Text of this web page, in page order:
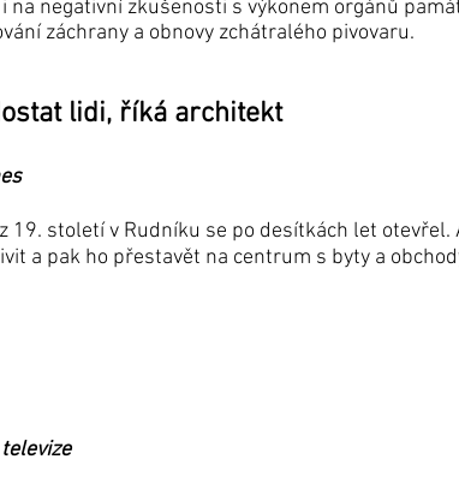
na negativní zkušenosti s výkonem orgánů
záchrany a obnovy zchátralého pivovaru.
lidi, říká architekt
19. století v Rudníku se po desítkách let
a pak ho přestavět na centrum s byty a